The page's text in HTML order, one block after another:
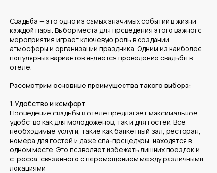
Свадьба — это одно из самых значимых событий в жизни
каждой пары. Выбор места для проведения этого важного
мероприятия играет ключевую роль в создании
атмосферы и организации праздника. Одним из наиболее
популярных вариантов является проведение свадьбы в
отеле.
Рассмотрим основные преимущества такого выбора:
1. Удобство и комфорт
Проведение свадьбы в отеле предлагает максимальное
удобство как для молодоженов, так и для гостей. Все
необходимые услуги, такие как банкетный зал, ресторан,
номера для гостей и даже спа-процедуры, находятся в
одном месте. Это позволяет избежать лишних поездок и
стресса, связанного с перемещением между различными
локациями.